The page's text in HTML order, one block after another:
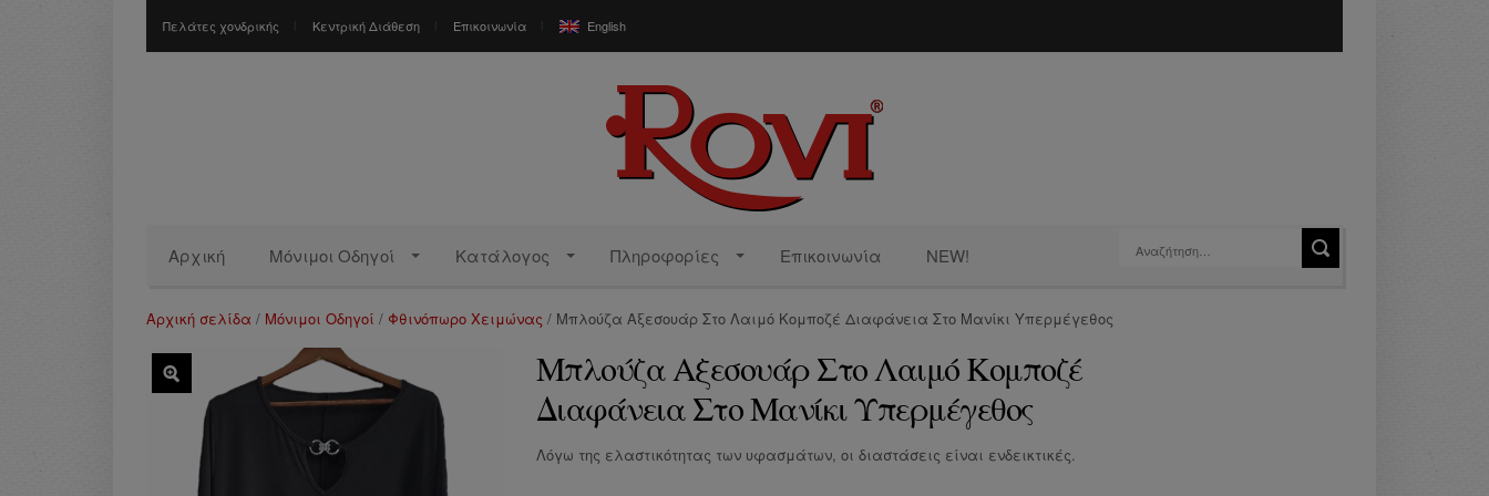
Πελάτες χονδρικής Κεντρική Διάθεση Επικοινωνία English
Αρχική Μόνιμοι Οδηγοί Κατάλογος Πληροφορίες Επικοινωνία NEW!
Αρχική σελίδα / Μόνιμοι Οδηγοί / Φθινόπωρο Χειμώνας / Μπλούζα Αξεσουάρ Στο Λαιμό Κομποζέ Διαφάνεια Στο Μανίκι Υπερμέγεθος
Μπλούζα Αξεσουάρ Στο Λαιμό Κομποζέ
Διαφάνεια Στο Μανίκι Υπερμέγεθος
Λόγω της ελαστικότητας των υφασμάτων, οι διαστάσεις είναι ενδεικτικές.